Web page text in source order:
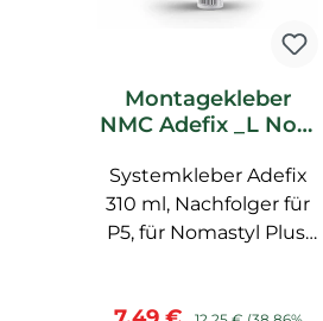
Montagekleber
NMC Adefix _L Noel
Spachtelkleber
Systemkleber Adefix
310 ml, Nachfolger für
P5, für Nomastyl Plus,
Regulärer Preis: